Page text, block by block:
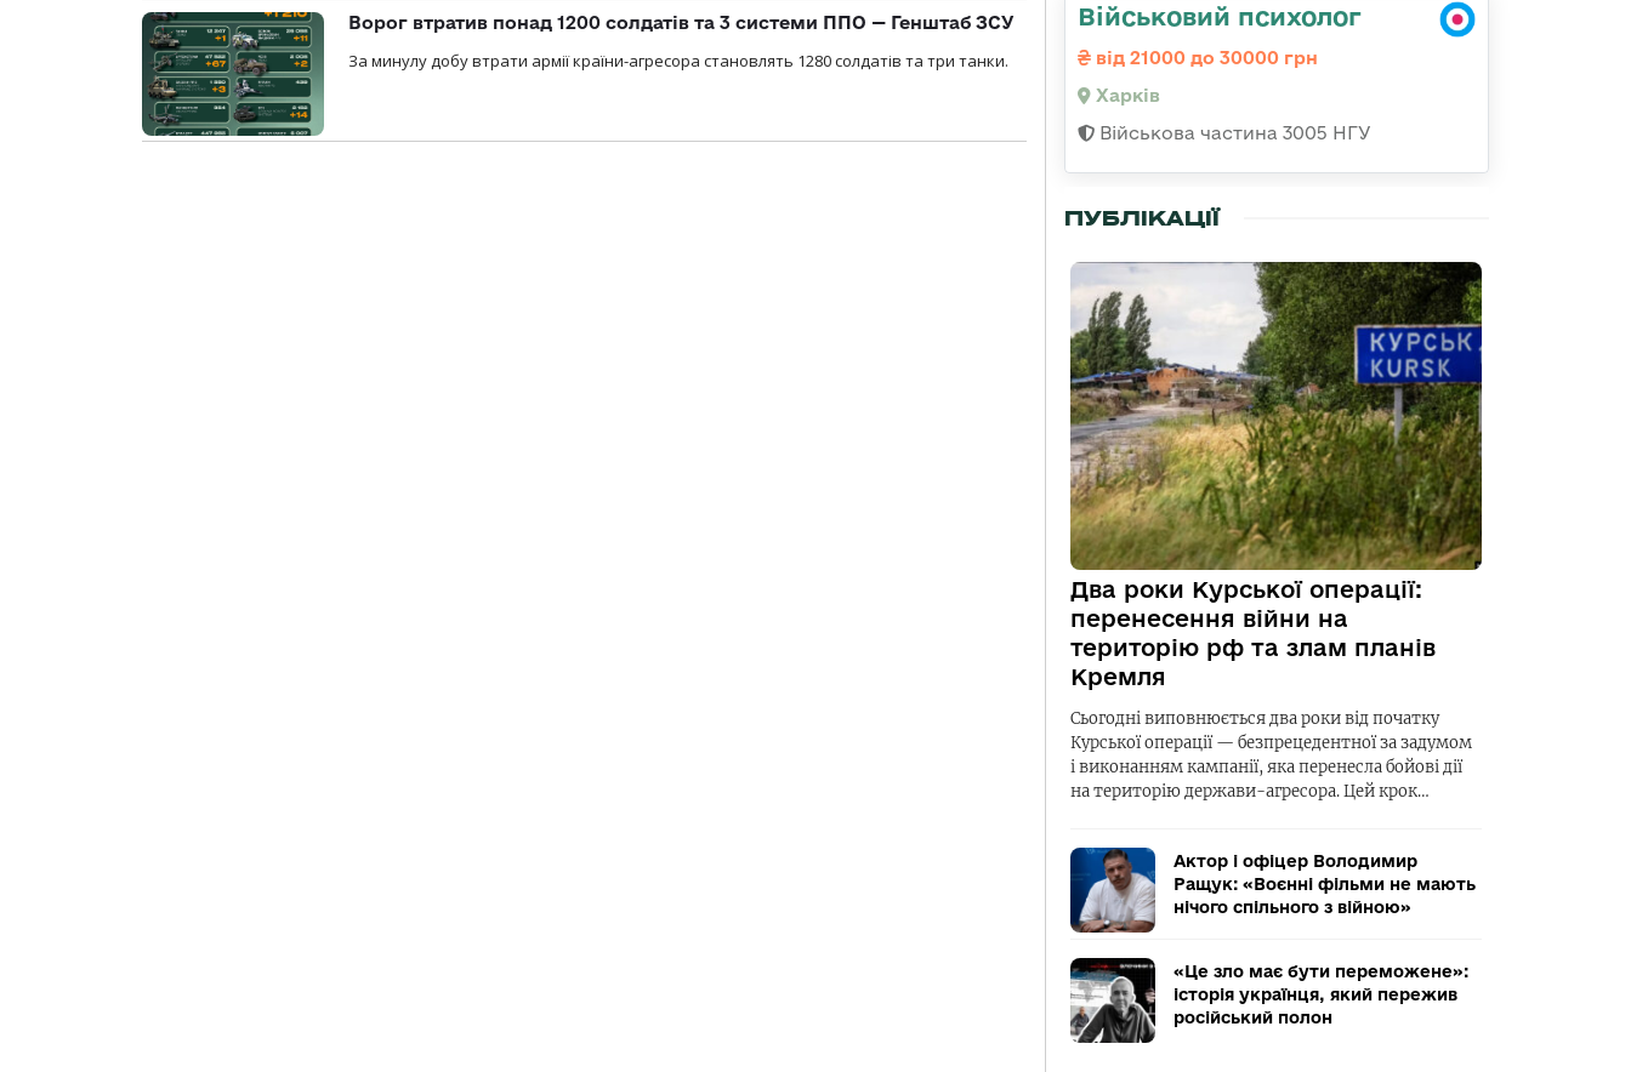
Ворог втратив понад 1200 солдатів та 3 системи ППО — Генштаб ЗСУ
За минулу добу втрати армії країни-агресора становлять 1280 солдатів та три танки.
Військовий психолог
від 21000 до 30000 грн
Харків
Військова частина 3005 НГУ
ПУБЛІКАЦІЇ
Два роки Курської операції:
перенесення війни на
територію рф та злам планів
Кремля
Сьогодні виповнюється два роки від початку
Курської операції — безпрецедентної за задумом
і виконанням кампанії, яка перенесла бойові дії
на територію держави-агресора. Цей крок…
Актор і офіцер Володимир
Ращук: «Воєнні фільми не мають
нічого спільного з війною»
«Це зло має бути переможене»:
історія українця, який пережив
російський полон